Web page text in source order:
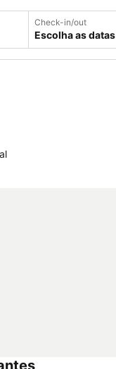
Check-in/out
Escolha as datas